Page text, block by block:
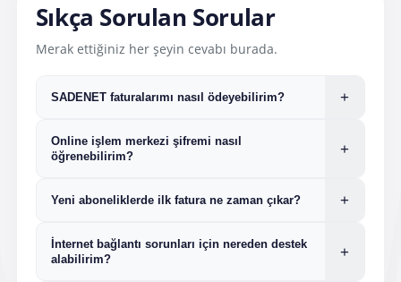
Sıkça Sorulan Sorular
Merak ettiğiniz her şeyin cevabı burada.
SADENET faturalarımı nasıl ödeyebilirim? +
kredi veya banka kartı ile ödeme yapabilirsiniz.
Tıklayınız.
DenizBank ATM, Gişe ve MobilDeniz üzerinden abone
oluşturabilirsiniz.
Faturamatik online işlemlerinden ödeme yapabilirsiniz.
Online işlem merkezi şifremi nasıl
öğrenebilirim?
+
kullanarak şifrenizi sıfırlayabilirsiniz.
Yeni aboneliklerde ilk fatura ne zaman çıkar? +
ayın 1'i ile 5'i arasında kesilir.
İnternet bağlantı sorunları için nereden destek
alabilirim?
+